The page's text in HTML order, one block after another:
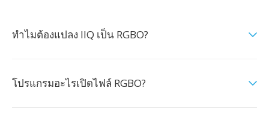
ทำไมต้องแปลง IIQ เป็น RGBO?
โปรแกรมอะไรเปิดไฟล์ RGBO?